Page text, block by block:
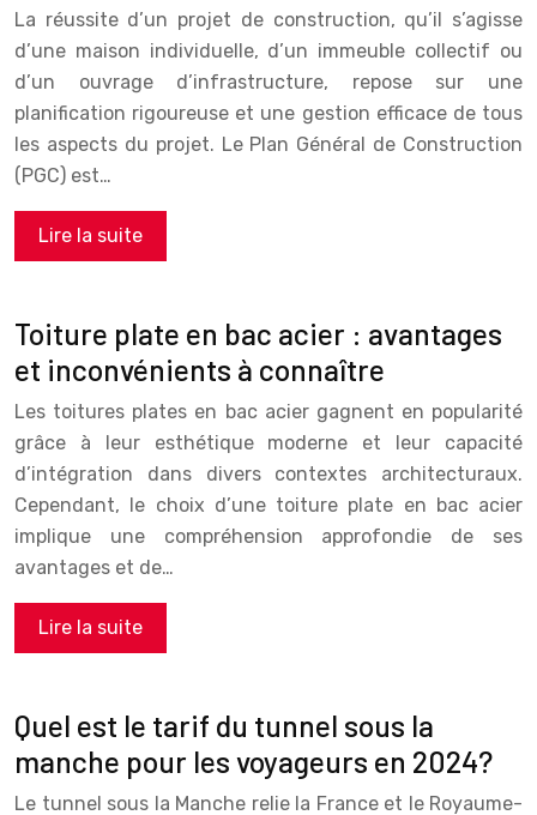
La réussite d’un projet de construction, qu’il s’agisse
d’une maison individuelle, d’un immeuble collectif ou
d’un ouvrage d’infrastructure, repose sur une
planification rigoureuse et une gestion efficace de tous
les aspects du projet. Le Plan Général de Construction
(PGC) est…
Lire la suite
Toiture plate en bac acier : avantages
et inconvénients à connaître
Les toitures plates en bac acier gagnent en popularité
grâce à leur esthétique moderne et leur capacité
d’intégration dans divers contextes architecturaux.
Cependant, le choix d’une toiture plate en bac acier
implique une compréhension approfondie de ses
avantages et de…
Lire la suite
Quel est le tarif du tunnel sous la
manche pour les voyageurs en 2024?
Le tunnel sous la Manche relie la France et le Royaume-